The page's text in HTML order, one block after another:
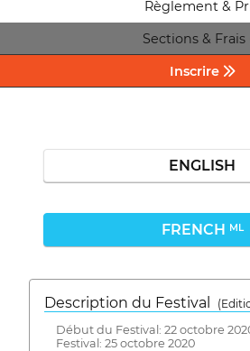
Règlement &
Sections & Frais
Inscrire
ENGLISH
FRENCH ML
Description du Festival
(
Début du Festival: 22 octobre
Festival: 25 octobre 2020